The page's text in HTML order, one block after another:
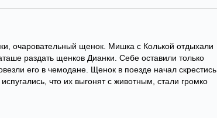
очаровательный щенок. Мишка с Колькой отдыхали
раздать щенков Дианки. Себе оставили только
его в чемодане. Щенок в поезде начал скрестись,
что их выгонят с животным, стали громко